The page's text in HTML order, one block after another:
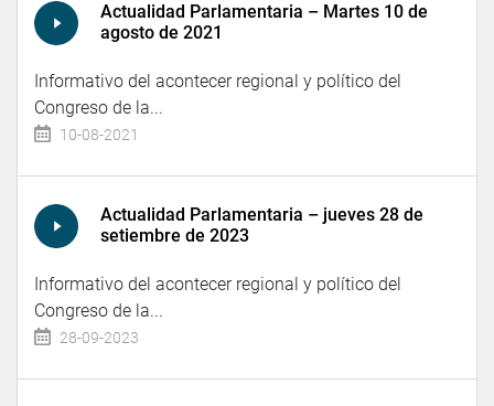
Actualidad Parlamentaria – Martes 10 de
agosto de 2021
Informativo del acontecer regional y político del
Congreso de la...
10-08-2021
Actualidad Parlamentaria – jueves 28 de
setiembre de 2023
Informativo del acontecer regional y político del
Congreso de la...
28-09-2023